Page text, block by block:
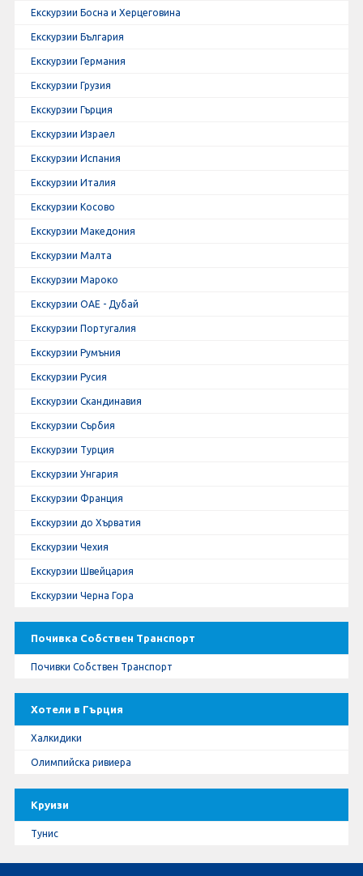
Екскурзии Босна и Херцеговина
Екскурзии България
Екскурзии Германия
Екскурзии Грузия
Екскурзии Гърция
Екскурзии Израел
Екскурзии Испания
Екскурзии Италия
Екскурзии Косово
Екскурзии Македония
Екскурзии Малта
Екскурзии Мароко
Екскурзии ОАЕ - Дубай
Екскурзии Португалия
Екскурзии Румъния
Екскурзии Русия
Екскурзии Скандинавия
Екскурзии Сърбия
Екскурзии Турция
Екскурзии Унгария
Екскурзии Франция
Екскурзии до Хърватия
Екскурзии Чехия
Екскурзии Швейцария
Екскурзии Черна Гора
Почивка Собствен Транспорт
Почивки Собствен Транспорт
Хотели в Гърция
Халкидики
Олимпийска ривиера
Круизи
Тунис